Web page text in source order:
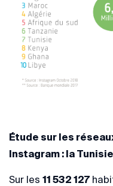
Étude sur les
Instagram : la
Sur les 11 532 127